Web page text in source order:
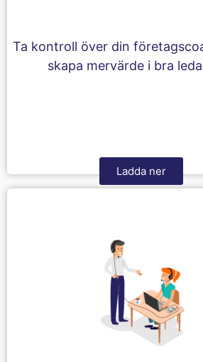
Ta kontroll över din
skapa mervärde i bra
Ladda ner